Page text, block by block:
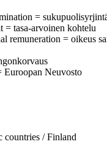
=
= tasa-arvoinen kohtelu
= oikeus
Euroopan Neuvosto
/ Finland